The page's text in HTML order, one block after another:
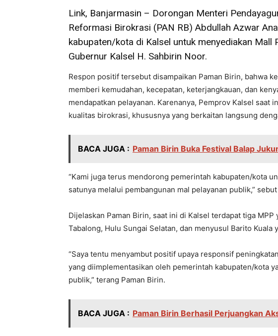
Link, Banjarmasin – Dorongan Menteri
Reformasi Birokrasi (PAN RB) Abdullah Azwar
kabupaten/kota di Kalsel untuk menyediakan
Gubernur Kalsel H. Sahbirin Noor.
Respon positif tersebut disampaikan Paman Birin, bahwa
memberi kemudahan, kecepatan, keterjangkauan, dan
mendapatkan pelayanan. Karenanya, Pemprov Kalsel saat
kualitas birokrasi, khususnya yang berkaitan langsung
BACA JUGA : Paman Birin Buka Festival Balap
“Kami juga terus mendorong pemerintah kabupaten/kota
satunya melalui pembangunan mal pelayanan publik,”
Dijelaskan Paman Birin, saat ini di Kalsel terdapat tiga MPP
Tabalong, Hulu Sungai Selatan, dan menyusul Barito Kuala
“Saya tentu menyambut positif upaya responsif
yang diimplementasikan oleh pemerintah kabupaten/kota
publik,” terang Paman Birin.
BACA JUGA : Paman Birin Berhasil Perjuangkan